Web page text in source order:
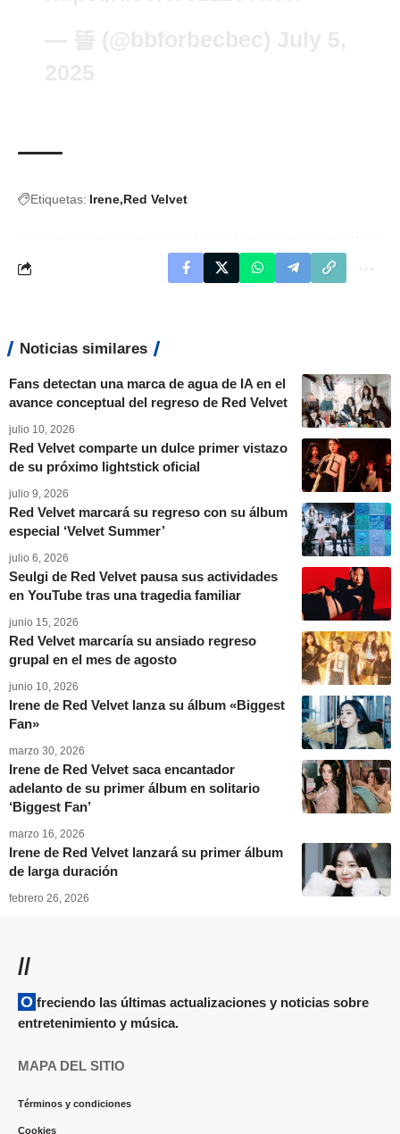
Etiquetas: Irene Red Velvet
Noticias similares
Fans detectan una marca de agua de IA en el
avance conceptual del regreso de Red Velvet
julio 10, 2026
Red Velvet comparte un dulce primer vistazo
de su próximo lightstick oficial
julio 9, 2026
Red Velvet marcará su regreso con su álbum
especial ‘Velvet Summer’
julio 6, 2026
Seulgi de Red Velvet pausa sus actividades
en YouTube tras una tragedia familiar
junio 15, 2026
Red Velvet marcaría su ansiado regreso
grupal en el mes de agosto
junio 10, 2026
Irene de Red Velvet lanza su álbum «Biggest
Fan»
marzo 30, 2026
Irene de Red Velvet saca encantador
adelanto de su primer álbum en solitario
‘Biggest Fan’
marzo 16, 2026
Irene de Red Velvet lanzará su primer álbum
de larga duración
febrero 26, 2026
//
Ofreciendo las últimas actualizaciones y noticias sobre
entretenimiento y música.
MAPA DEL SITIO
Términos y condiciones
Cookies